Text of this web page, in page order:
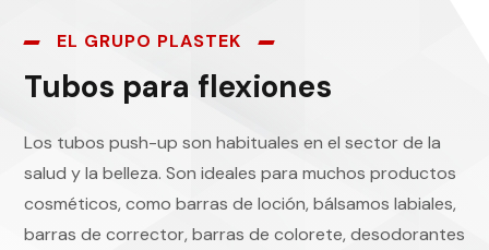
EL GRUPO PLASTEK
Tubos para flexiones
Los tubos push-up son habituales en el sector de la
salud y la belleza. Son ideales para muchos productos
cosméticos, como barras de loción, bálsamos labiales,
barras de corrector, barras de colorete, desodorantes